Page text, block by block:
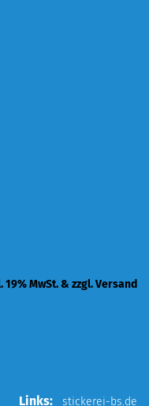
MwSt. & zzgl. Versand
Links: stickerei-bs.de